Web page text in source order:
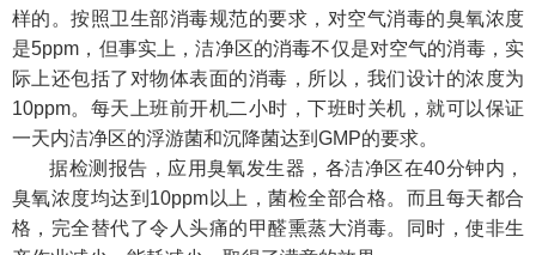
样的。按照卫生部消毒规范的要求，对空气消毒的臭氧浓度
是5ppm，但事实上，洁净区的消毒不仅是对空气的消毒，实
际上还包括了对物体表面的消毒，所以，我们设计的浓度为
10ppm。每天上班前开机二小时，下班时关机，就可以保证
一天内洁净区的浮游菌和沉降菌达到GMP的要求。
据检测报告，应用臭氧发生器，各洁净区在40分钟内，
臭氧浓度均达到10ppm以上，菌检全部合格。而且每天都合
格，完全替代了令人头痛的甲醛熏蒸大消毒。同时，使非生